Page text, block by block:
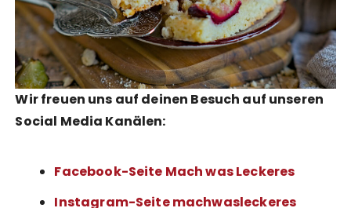
Wir freuen uns auf deinen Besuch auf unseren
Social Media Kanälen:
Facebook-Seite Mach was Leckeres
Instagram-Seite machwasleckeres